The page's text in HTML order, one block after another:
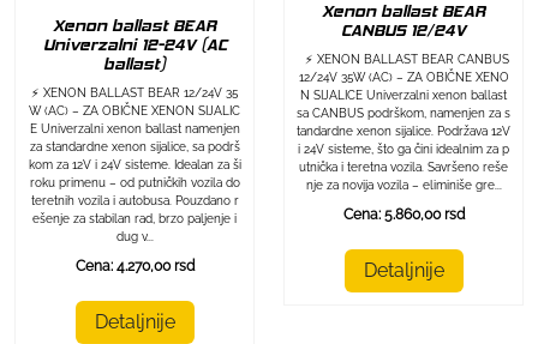
Xenon ballast BEAR
Univerzalni 12-24V (AC
ballast)
⚡ XENON BALLAST BEAR 12/24V 35
W (AC) – ZA OBIČNE XENON SIJALIC
E Univerzalni xenon ballast namenjen
za standardne xenon sijalice, sa podrš
kom za 12V i 24V sisteme. Idealan za ši
roku primenu – od putničkih vozila do
teretnih vozila i autobusa. Pouzdano r
ešenje za stabilan rad, brzo paljenje i
dug v...
Cena: 4.270,00 rsd
Detaljnije
Xenon ballast BEAR
CANBUS 12/24V
⚡ XENON BALLAST BEAR CANBUS
12/24V 35W (AC) – ZA OBIČNE XENO
N SIJALICE Univerzalni xenon ballast
sa CANBUS podrškom, namenjen za s
tandardne xenon sijalice. Podržava 12V
i 24V sisteme, što ga čini idealnim za p
utnička i teretna vozila. Savršeno reše
nje za novija vozila – eliminiše gre...
Cena: 5.860,00 rsd
Detaljnije